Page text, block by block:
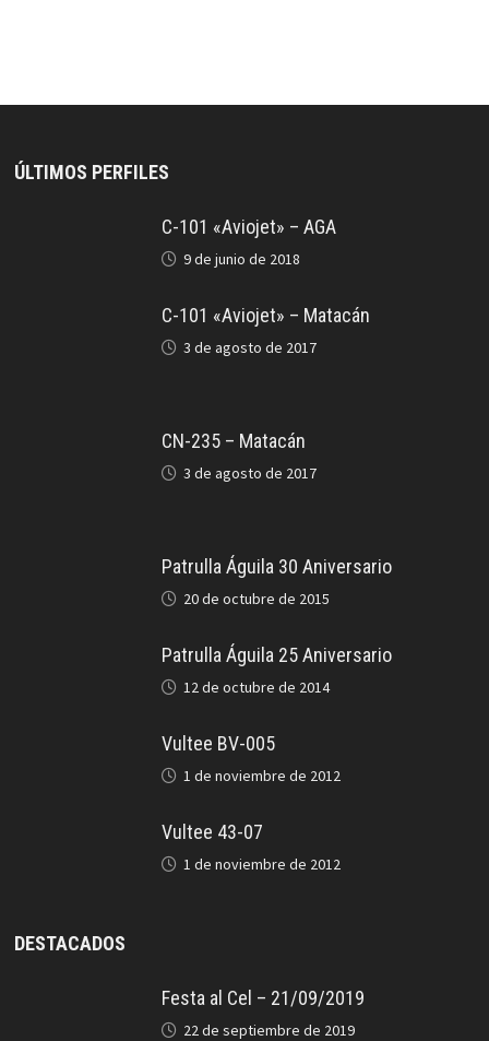
ÚLTIMOS PERFILES
C-101 «Aviojet» – AGA
9 de junio de 2018
C-101 «Aviojet» – Matacán
3 de agosto de 2017
CN-235 – Matacán
3 de agosto de 2017
Patrulla Águila 30 Aniversario
20 de octubre de 2015
Patrulla Águila 25 Aniversario
12 de octubre de 2014
Vultee BV-005
1 de noviembre de 2012
Vultee 43-07
1 de noviembre de 2012
DESTACADOS
Festa al Cel – 21/09/2019
22 de septiembre de 2019